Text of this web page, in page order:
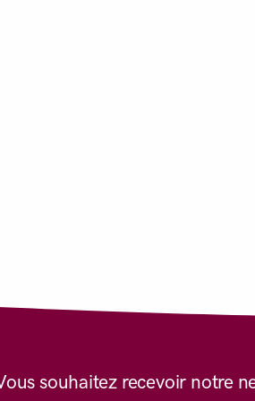
souhaitez recevoir notre